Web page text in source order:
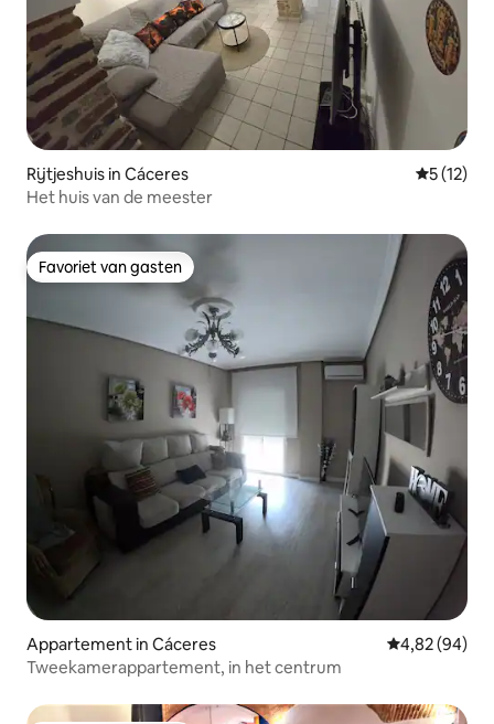
Rijtjeshuis in Cáceres
5 (12)
Het huis van de meester
Favoriet van gasten
Favoriet van gasten
Appartement in Cáceres Gemiddelde
4,82 (94)
Tweekamerappartement, in het centrum